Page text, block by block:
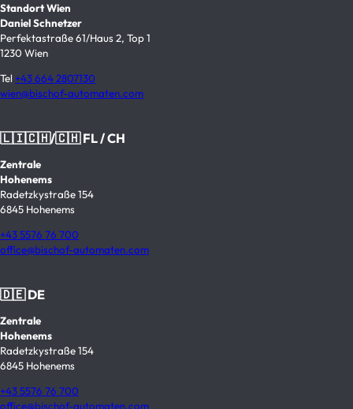
Standort Wien
Daniel Schnetzer
Perfektastraße 61/Haus 2, Top 1
1230 Wien
Tel +43 664 2807130
wien@bischof-automaten.com
🇱🇮🇨🇭/🇨🇭 FL / CH
Zentrale
Hohenems
Radetzkystraße 154
6845 Hohenems
+43 5576 76 700
office@bischof-automaten.com
🇩🇪 DE
Zentrale
Hohenems
Radetzkystraße 154
6845 Hohenems
+43 5576 76 700
office@bischof-automaten.com